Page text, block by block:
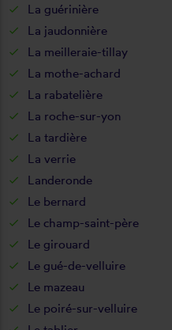
La guérinière
La jaudonnière
La meilleraie-tillay
La mothe-achard
La rabatelière
La roche-sur-yon
La tardière
La verrie
Landeronde
Le bernard
Le champ-saint-père
Le girouard
Le gué-de-velluire
Le mazeau
Le poiré-sur-velluire